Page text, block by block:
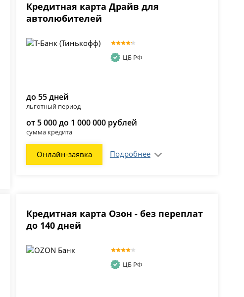
Кредитная карта Драйв для
автолюбителей
ЦБ РФ
до 55 дней
льготный период
от 5 000 до 1 000 000 рублей
сумма кредита
Онлайн-заявка Подробнее
Кредитная карта Озон - без переплат
до 140 дней
ЦБ РФ